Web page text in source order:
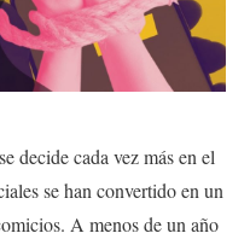
decide cada vez más en el
se han convertido en un
A menos de un año